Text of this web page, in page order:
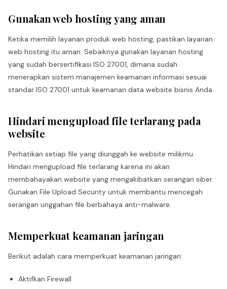
Gunakan web hosting yang aman
Ketika memilih layanan produk web hosting, pastikan layanan
web hosting itu aman. Sebaiknya gunakan layanan hosting
yang sudah bersertifikasi ISO 27001, dimana sudah
menerapkan sistem manajemen keamanan informasi sesuai
standar ISO 27001 untuk keamanan data website bisnis Anda.
Hindari mengupload file terlarang pada
website
Perhatikan setiap file yang diunggah ke website milikmu.
Hindari mengupload file terlarang karena ini akan
membahayakan website yang mengakibatkan serangan siber.
Gunakan File Upload Security untuk membantu mencegah
serangan unggahan file berbahaya anti-malware.
Memperkuat keamanan jaringan
Berikut adalah cara memperkuat keamanan jaringan:
Aktifkan Firewall